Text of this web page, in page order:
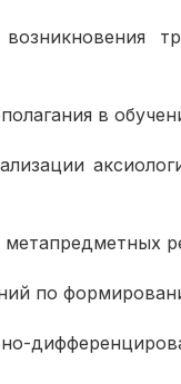
в
по